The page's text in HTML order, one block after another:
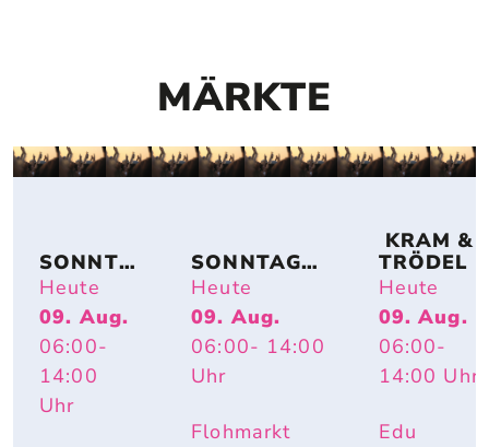
MÄRKTE
SONNTA
GSFLOH
MARKT
Heute
09. Aug.
06:00-
14:00
Uhr
SONNTAGS
FLOHMARK
T
Heute
09. Aug.
06:00- 14:00
Uhr
Flohmarkt
KRAM &
TRÖDEL
Heute
09. Aug.
06:00-
14:00 Uhr
Edu